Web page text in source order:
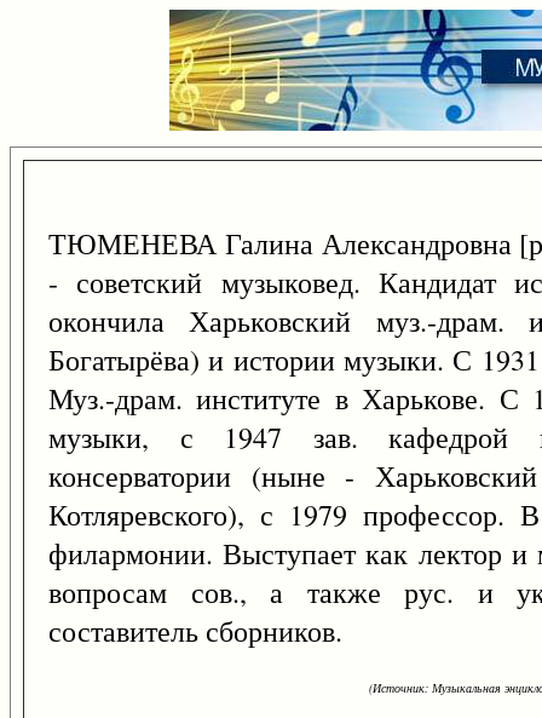
ТЮМЕНЕВА Галина Александровна
- советский музыковед. Кандидат
окончила Харьковский муз.-
Богатырёва) и истории музыки. С
Муз.-драм. институте в Харькове. С
музыки, с 1947 зав. кафедрой
консерватории (ныне -
Котляревского), с 1979 профессор.
филармонии. Выступает как лектор
вопросам сов., а также рус. и
составитель сборников.
(Источник: Музыкальная